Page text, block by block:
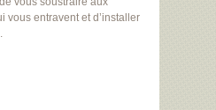
vous entravent et d’installer